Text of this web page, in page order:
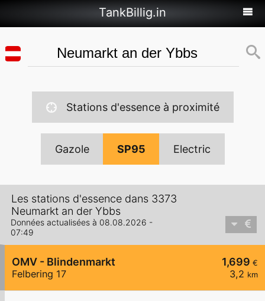
TankBillig.in
Stations d'essence à proximité
Gazole SP95 Electric
Les stations d'essence dans 3373
Neumarkt an der Ybbs
Données actualisées à 08.08.2026 -
07:49
1,699 €
3,2 km
OMV - Blindenmarkt
Felbering 17